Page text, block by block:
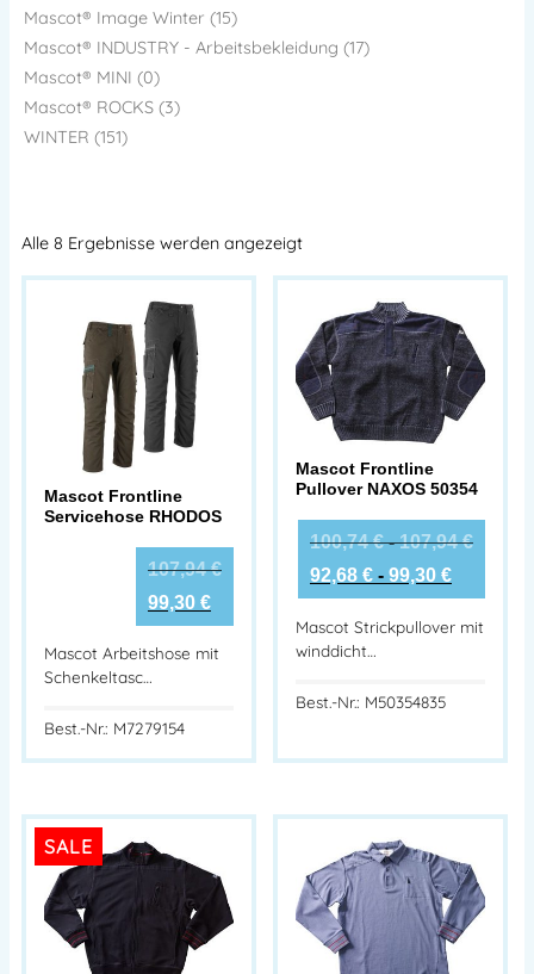
Mascot® Image Winter (15)
Mascot® INDUSTRY - Arbeitsbekleidung (17)
Mascot® MINI (0)
Mascot® ROCKS (3)
WINTER (151)
Alle 8 Ergebnisse werden angezeigt
Mascot Frontline
Servicehose RHODOS
107,94€
99,30 €
Mascot Arbeitshose mit
Schenkeltasc…
Best.-Nr.: M7279154
Mascot Frontline
Pullover NAXOS 50354
100,74€-107,94€
92,68 €- 99,30 €
Mascot Strickpullover mit
winddicht…
Best.-Nr.: M50354835
SALE